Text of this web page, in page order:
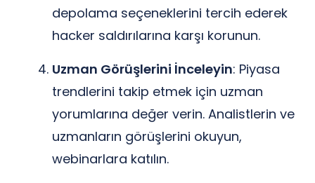
depolama seçeneklerini tercih ederek
hacker saldırılarına karşı korunun.
Uzman Görüşlerini İnceleyin: Piyasa
trendlerini takip etmek için uzman
yorumlarına değer verin. Analistlerin ve
uzmanların görüşlerini okuyun,
webinarlara katılın.